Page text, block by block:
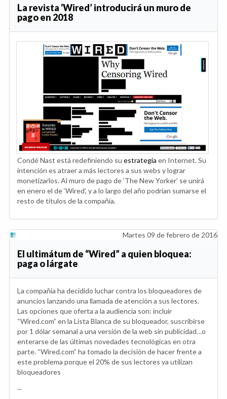
La revista ‘Wired’ introducirá un muro de
pago en 2018
Condé Nast está redefiniendo su estrategia en Internet. Su
intención es atraer a más lectores a sus webs y lograr
monetizarlos. Al muro de pago de ‘The New Yorker’ se unirá
en enero el de ‘Wired’, y a lo largo del año podrían sumarse el
resto de títulos de la compañía.
Martes 09 de febrero de 2016
El ultimátum de “Wired” a quien bloquea:
paga o lárgate
La compañía ha decidido luchar contra los bloqueadores de
anuncios lanzando una llamada de atención a sus lectores.
Las opciones que oferta a la audiencia son: incluir
“Wired.com” en la Lista Blanca de su bloqueador, suscribirse
por 1 dólar semanal a una versión de la web sin publicidad…o
enterarse de las últimas novedades tecnológicas en otra
parte. “Wired.com” ha tomado la decisión de hacer frente a
este problema porque el 20% de sus lectores ya utilizan
bloqueadores
...